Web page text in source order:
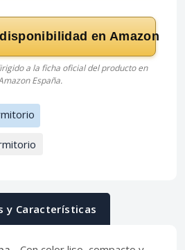
en Amazon
a la ficha oficial del producto en
España.
y Características